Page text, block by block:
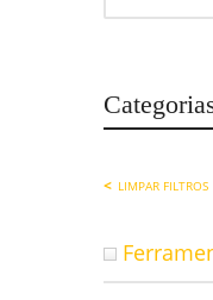
LIMPAR FILTROS